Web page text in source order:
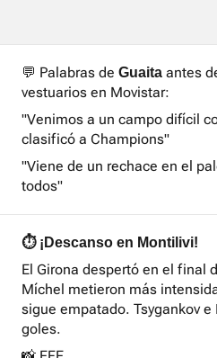
💬 Palabras de Guaita antes
vestuarios en Movistar:
"Venimos a un campo difícil
clasificó a Champions"
"Viene de un rechace en el
todos"
⏱️ ¡Descanso en Montilivi!
El Girona despertó en el final
Míchel metieron más
sigue empatado. Tsygankov
goles.